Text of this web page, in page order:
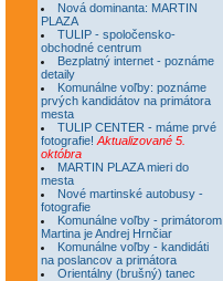
Nová dominanta: MARTIN
PLAZA
TULIP - spoločensko-
obchodné centrum
Bezplatný internet - poznáme
detaily
Komunálne voľby: poznáme
prvých kandidátov na primátora
mesta
TULIP CENTER - máme prvé
fotografie! Aktualizované 5.
októbra
MARTIN PLAZA mieri do
mesta
Nové martinské autobusy -
fotografie
Komunálne voľby - primátorom
Martina je Andrej Hrnčiar
Komunálne voľby - kandidáti
na poslancov a primátora
Orientálny (brušný) tanec